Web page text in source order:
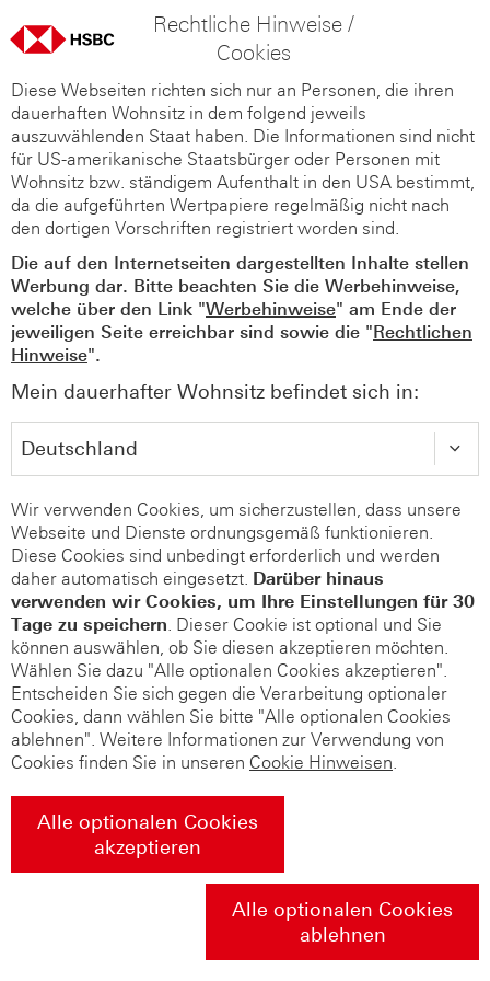
Rechtliche Hinweise /
Cookies
Diese Webseiten richten sich nur an Personen, die ihren
dauerhaften Wohnsitz in dem folgend jeweils
auszuwählenden Staat haben. Die Informationen sind nicht
für US-amerikanische Staatsbürger oder Personen mit
Wohnsitz bzw. ständigem Aufenthalt in den USA bestimmt,
da die aufgeführten Wertpapiere regelmäßig nicht nach
den dortigen Vorschriften registriert worden sind.
Die auf den Internetseiten dargestellten Inhalte stellen
Werbung dar. Bitte beachten Sie die Werbehinweise,
welche über den Link "Werbehinweise" am Ende der
jeweiligen Seite erreichbar sind sowie die "Rechtlichen
Hinweise".
Mein dauerhafter Wohnsitz befindet sich in:
Wir verwenden Cookies, um sicherzustellen, dass unsere
Webseite und Dienste ordnungsgemäß funktionieren.
Diese Cookies sind unbedingt erforderlich und werden
daher automatisch eingesetzt. Darüber hinaus
verwenden wir Cookies, um Ihre Einstellungen für 30
Tage zu speichern. Dieser Cookie ist optional und Sie
können auswählen, ob Sie diesen akzeptieren möchten.
Wählen Sie dazu "Alle optionalen Cookies akzeptieren".
Entscheiden Sie sich gegen die Verarbeitung optionaler
Cookies, dann wählen Sie bitte "Alle optionalen Cookies
ablehnen". Weitere Informationen zur Verwendung von
Cookies finden Sie in unseren Cookie Hinweisen.
Alle optionalen Cookies
akzeptieren
Alle optionalen Cookies
ablehnen